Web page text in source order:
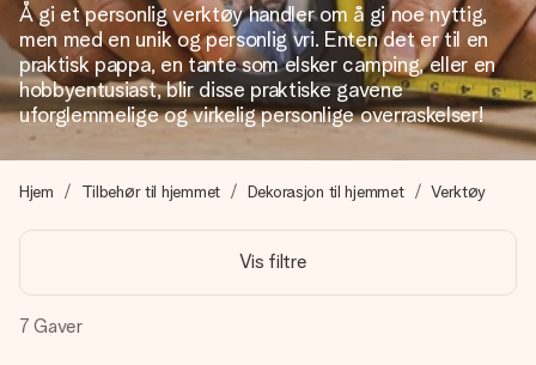
4,5 (basert på +15 000 anmeldelser)
Gavene våre inspirerer. Kundene gir oss 4,5 på Google
Reviews.
Lag noe unikt med bare noen få steg - med hennes navn,
et bilde av dere eller en beskjed som virkelig berører
hjertet. Ikke noe tull, bare masse kjærlighet i øyeblikket.
Å gi et personlig verktøy handler om å gi noe nyttig,
men med en unik og personlig vri. Enten det er til en
praktisk pappa, en tante som elsker camping, eller en
hobbyentusiast, blir disse praktiske gavene
uforglemmelige og virkelig personlige overraskelser!
Hjem Tilbehør til hjemmet Dekorasjon til hjemmet Verktøy
Vis filtre
7 Gaver